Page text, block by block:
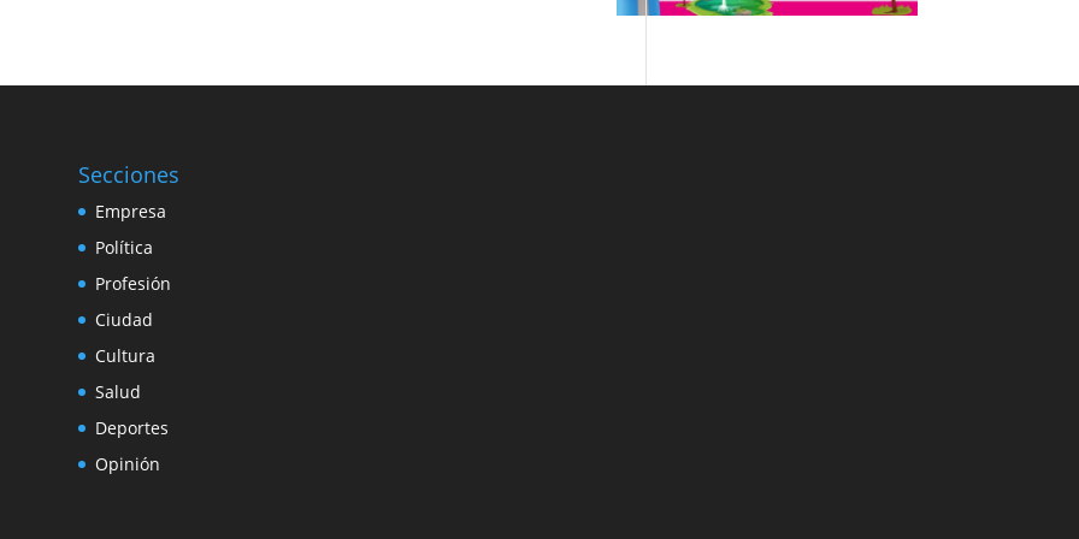
Secciones
Empresa
Política
Profesión
Ciudad
Cultura
Salud
Deportes
Opinión